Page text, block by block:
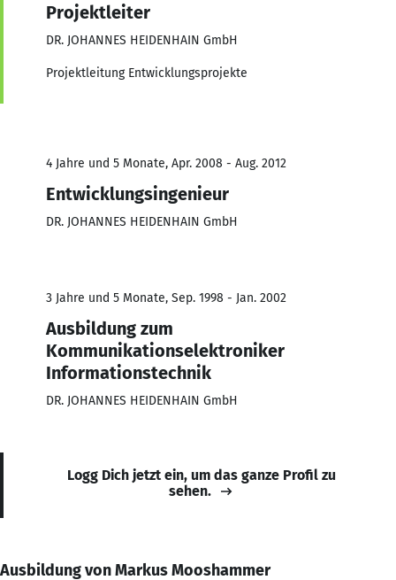
Projektleiter
DR. JOHANNES HEIDENHAIN GmbH
Projektleitung Entwicklungsprojekte
4 Jahre und 5 Monate, Apr. 2008 - Aug. 2012
Entwicklungsingenieur
DR. JOHANNES HEIDENHAIN GmbH
3 Jahre und 5 Monate, Sep. 1998 - Jan. 2002
Ausbildung zum
Kommunikationselektroniker
Informationstechnik
DR. JOHANNES HEIDENHAIN GmbH
Logg Dich jetzt ein, um das ganze Profil zu
sehen.
Ausbildung von Markus Mooshammer